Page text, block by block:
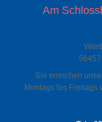
Am
Sie erreichen
Montags bis Freitags